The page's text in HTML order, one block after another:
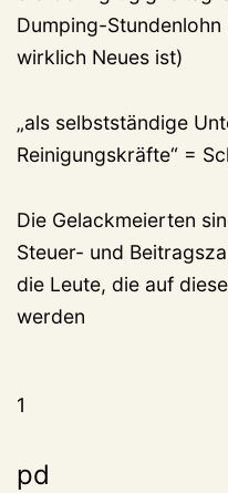
Dumping-
wirklich Neues ist)
„als selbstständige
Reinigungskräfte“ =
Die Gelackmeierten
Steuer- und
die Leute, die auf
werden
1
pd